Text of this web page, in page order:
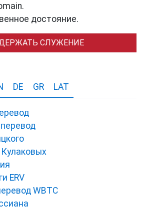
достояние.
СЛУЖЕНИЕ
DE GR LAT
ERV
WBTC